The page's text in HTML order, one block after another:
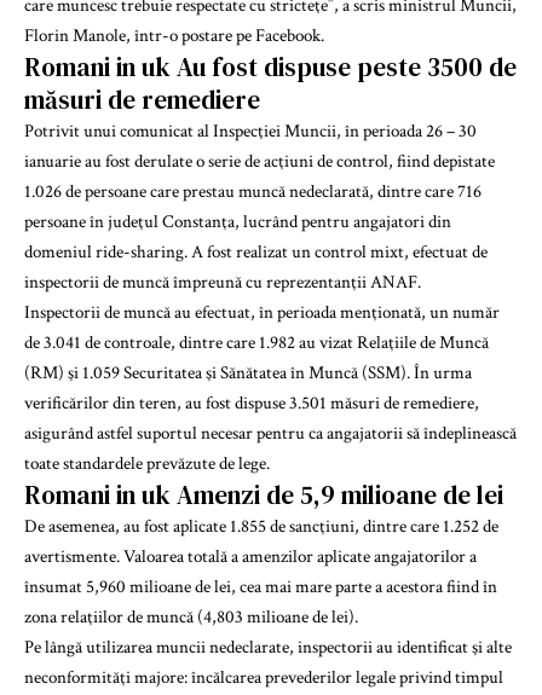
care muncesc trebuie respectate cu stricteţe”, a scris ministrul Muncii,
Florin Manole, într-o postare pe Facebook.
Romani in uk Au fost dispuse peste 3500 de
măsuri de remediere
Potrivit unui comunicat al Inspecţiei Muncii, în perioada 26 – 30
ianuarie au fost derulate o serie de acţiuni de control, fiind depistate
1.026 de persoane care prestau muncă nedeclarată, dintre care 716
persoane în judeţul Constanţa, lucrând pentru angajatori din
domeniulride-sharing. A fost realizat un control mixt, efectuat de
inspectorii de muncă împreună cu reprezentanţii ANAF.
Inspectorii de muncă au efectuat, în perioada menţionată, un număr
de 3.041 de controale, dintre care 1.982 au vizat Relaţiile de Muncă
(RM) şi 1.059 Securitatea şi Sănătatea în Muncă (SSM). În urma
verificărilor din teren, au fost dispuse 3.501 măsuri de remediere,
asigurând astfel suportul necesar pentru ca angajatorii să îndeplinească
toate standardele prevăzute de lege.
Romani in uk Amenzi de 5,9 milioane de lei
De asemenea, au fost aplicate 1.855 de sancţiuni, dintre care 1.252 de
avertismente. Valoarea totală a amenzilor aplicate angajatorilor a
însumat 5,960 milioane de lei, cea mai mare parte a acestora fiind în
zona relaţiilor de muncă (4,803 milioane de lei).
Pe lângă utilizarea muncii nedeclarate, inspectorii au identificat şi alte
neconformităţi majore: încălcarea prevederilor legale privind timpul